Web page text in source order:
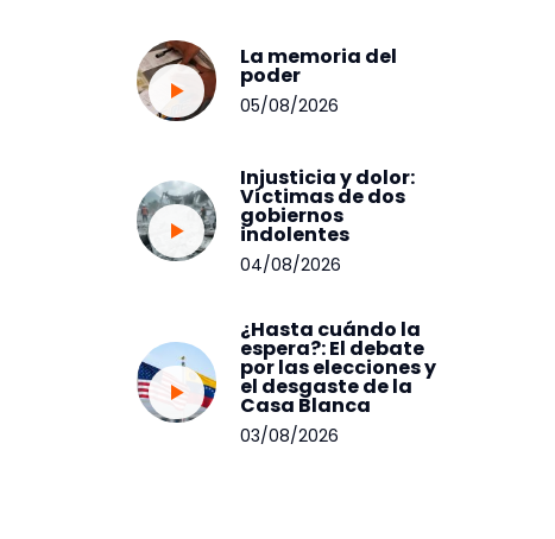
La memoria del
poder
05/08/2026
Injusticia y dolor:
Víctimas de dos
gobiernos
indolentes
04/08/2026
¿Hasta cuándo la
espera?: El debate
por las elecciones y
el desgaste de la
Casa Blanca
03/08/2026